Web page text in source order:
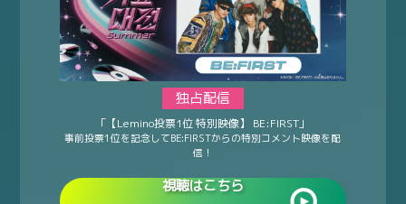
独占配信
「【Lemino投票1位 特別映像】 BE:FIRST」
事前投票1位を記念してBE:FIRSTからの特別コメント映像を配
信！
視聴はこちら